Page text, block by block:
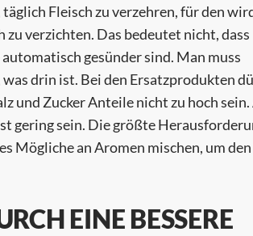
Fleisch zu verzehren, für den
zu verzichten. Das bedeutet nicht, dass
gesünder sind. Man muss
drin ist. Bei den Ersatzprodukten
und Zucker Anteile nicht zu hoch
gering sein. Die größte
Mögliche an Aromen mischen, um den
EINE BESSERE